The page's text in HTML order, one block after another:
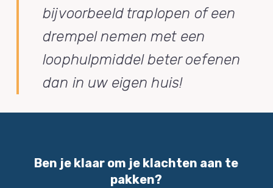
bijvoorbeeld traplopen of een
drempel nemen met een
loophulpmiddel beter oefenen
dan in uw eigen huis!
Ben je klaar om je klachten aan te
pakken?